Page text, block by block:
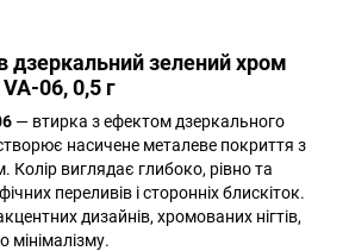
дзеркальний зелений хром
06, 0,5 г
— втирка з ефектом дзеркального
насичене металеве покриття з
Колір виглядає глибоко, рівно та
переливів і сторонніх блискіток.
дизайнів, хромованих нігтів,
мінімалізму.